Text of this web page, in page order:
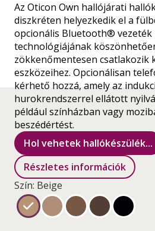
Az Oticon Own hallójárati
diszkréten helyezkedik el a
opcionális Bluetooth® vezeték
technológiájának
zökkenőmentesen csatlakozik
eszközeihez. Opcionálisan
kérhető hozzá, amely az
hurokrendszerrel ellátott
például színházban vagy
beszédértést.
Hol vehetek hallókészülék...
Részletes információk
Szín: Beige